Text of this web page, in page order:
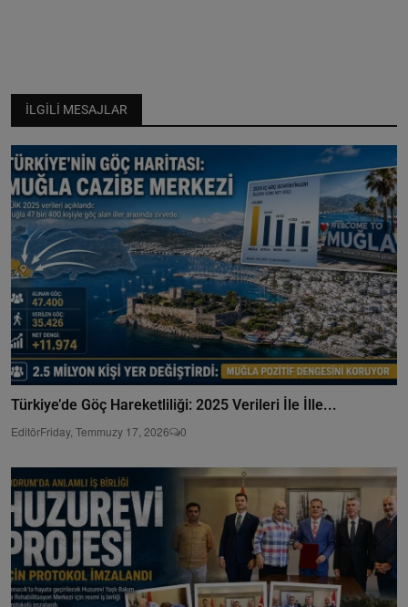
İLGILI MESAJLAR
Türkiye’de Göç Hareketliliği: 2025 Verileri İle İlle...
EditörFriday, Temmuzy 17, 2026 0